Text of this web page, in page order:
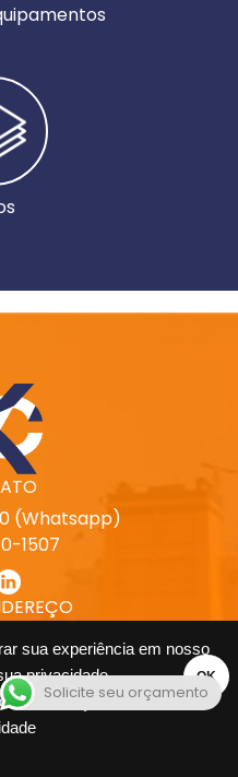
sua experiência em nosso
privacidade.
as condições. Politica de
OK
(Whatsapp)
1507
Kluge, 200
- SC
480Solicite seu orçamento